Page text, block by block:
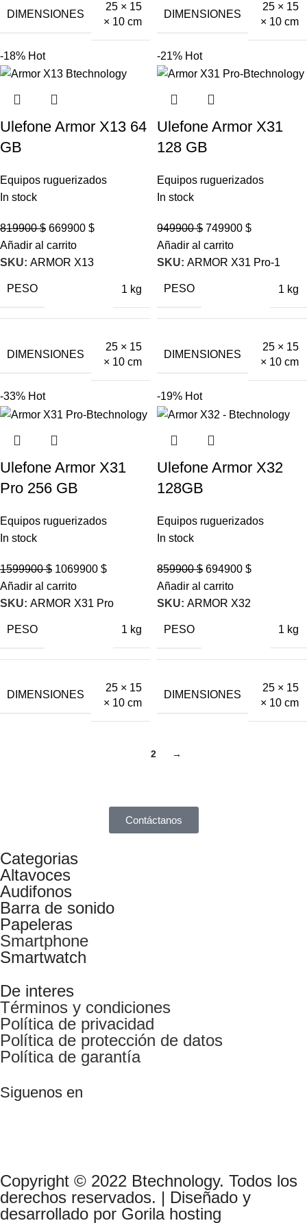
DIMENSIONES
25 × 15
× 10 cm
DIMENSIONES
25 × 15
× 10 cm
-18% Hot
Ulefone Armor X13 64
GB
Equipos ruguerizados
In stock
819900$ 669900 $
Añadir al carrito
SKU: ARMOR X13
PESO 1 kg
DIMENSIONES
25 × 15
× 10 cm
-21% Hot
Ulefone Armor X31
128 GB
Equipos ruguerizados
In stock
949900$ 749900 $
Añadir al carrito
SKU: ARMOR X31 Pro-1
PESO 1 kg
DIMENSIONES
25 × 15
× 10 cm
-33% Hot
Ulefone Armor X31
Pro 256 GB
Equipos ruguerizados
In stock
1599900$ 1069900 $
Añadir al carrito
SKU: ARMOR X31 Pro
PESO 1 kg
DIMENSIONES
25 × 15
× 10 cm
-19% Hot
Ulefone Armor X32
128GB
Equipos ruguerizados
In stock
859900$ 694900 $
Añadir al carrito
SKU: ARMOR X32
PESO 1 kg
DIMENSIONES
25 × 15
× 10 cm
2 →
Contáctanos
Categorias
Altavoces
Audifonos
Barra de sonido
Papeleras
Smartphone
Smartwatch
De interes
Términos y condiciones
Política de privacidad
Política de protección de datos
Política de garantía
Siguenos en
Copyright © 2022 Btechnology. Todos los
derechos reservados. | Diseñado y
desarrollado por Gorila hosting